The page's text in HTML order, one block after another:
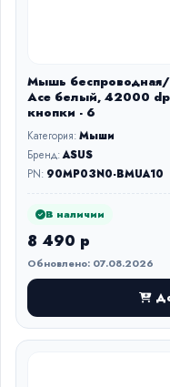
Мышь беспроводная/
Ace белый, 42000
кнопки - 6
Категория:Мыши
Бренд:ASUS
PN: 90MP03N0-BMUA10
В наличии
8 490 р
Обновлено: 07.08.2026